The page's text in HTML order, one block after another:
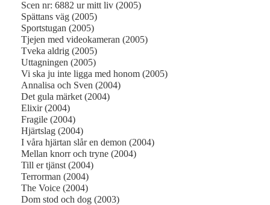
Scen nr: 6882 ur mitt liv (2005)
Spättans väg (2005)
Sportstugan (2005)
Tjejen med videokameran (2005)
Tveka aldrig (2005)
Uttagningen (2005)
Vi ska ju inte ligga med honom (2005)
Annalisa och Sven (2004)
Det gula märket (2004)
Elixir (2004)
Fragile (2004)
Hjärtslag (2004)
I våra hjärtan slår en demon (2004)
Mellan knorr och tryne (2004)
Till er tjänst (2004)
Terrorman (2004)
The Voice (2004)
Dom stod och dog (2003)